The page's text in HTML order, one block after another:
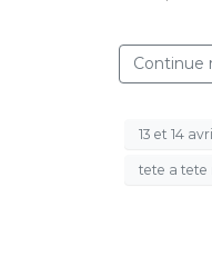
Continue
13 et 14
tete a tete